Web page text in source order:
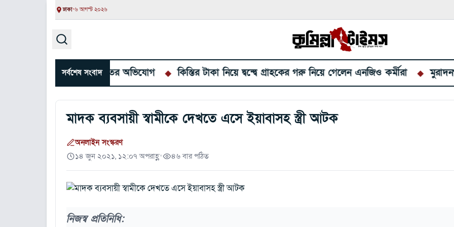
ঢাকা•৬ আগস্ট ২০২৬
সর্বশেষ সংবাদ
কিস্তির টাকা নিয়ে দ্বন্দ্বে গ্রাহকের গরু নিয়ে গেলেন এনজিও কর্মীরা মুরাদনগরে জুলাই গণঅভ্যুত্থানের
মাদক ব্যবসায়ী স্বামীকে দেখতে এসে ইয়াবাসহ স্ত্রী আটক
অনলাইন সংস্করণ
১৪ জুন ২০২১, ১২:০৭ অপরাহ্ণ• ৪৬ বার পঠিত
নিজস্ব প্রতিনিধি: